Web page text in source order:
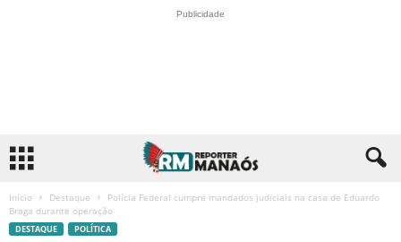
Publicidade
Início Destaque
Polícia Federal cumpre mandados judiciais na casa de Eduardo
Braga durante operação
DESTAQUE POLÍTICA